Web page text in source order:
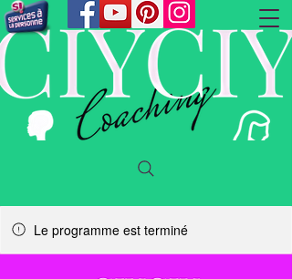
Le programme est terminé